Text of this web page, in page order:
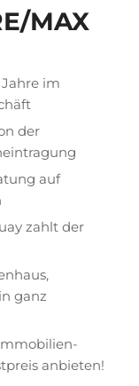
MAX
im
der
auf
zahlt der
ganz
anbieten!